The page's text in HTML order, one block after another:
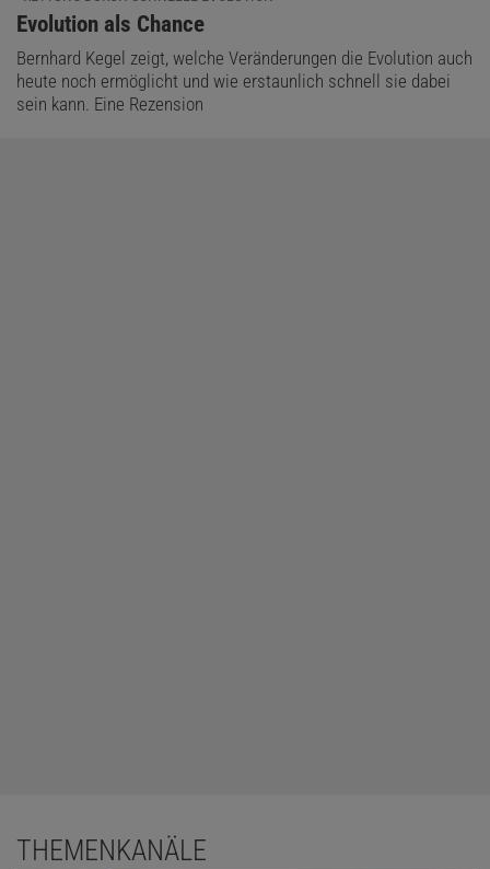
:
Evolution als Chance
Bernhard Kegel zeigt, welche Veränderungen die Evolution auch
heute noch ermöglicht und wie erstaunlich schnell sie dabei
sein kann. Eine Rezension
THEMENKANÄLE